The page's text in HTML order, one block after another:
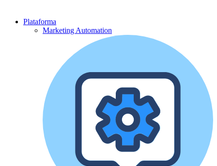
Plataforma
Marketing Automation